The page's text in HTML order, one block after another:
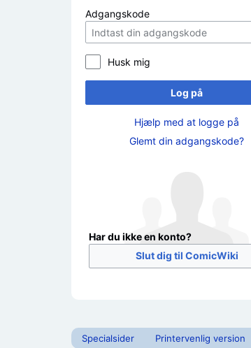
Adgangskode
Husk mig
Log på
Hjælp med at logge på
Glemt din adgangskode?
Har du ikke en konto?
Slut dig til ComicWiki
Specialsider Printervenlig version